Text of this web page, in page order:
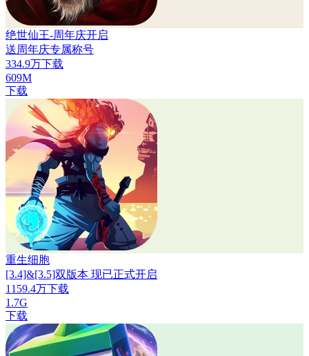
绝世仙王-周年庆开启
送周年庆专属称号
334.9万下载
609M
下载
重生细胞
[3.4]&[3.5]双版本 现已正式开启
1159.4万下载
1.7G
下载